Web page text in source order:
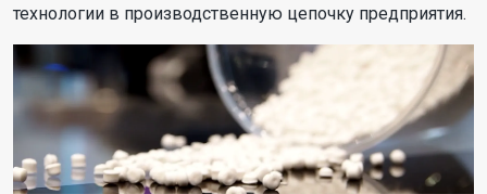
технологии в производственную цепочку предприятия.